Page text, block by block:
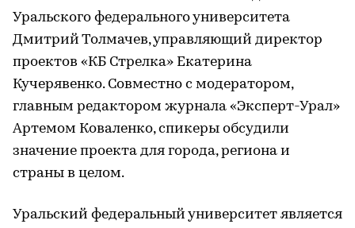
Уральского федерального университета
Дмитрий Толмачев, управляющий директор
проектов «КБ Стрелка» Екатерина
Кучерявенко. Совместно с модератором,
главным редактором журнала «Эксперт-Урал»
Артемом Коваленко, спикеры обсудили
значение проекта для города, региона и
страны в целом.
Уральский федеральный университет является